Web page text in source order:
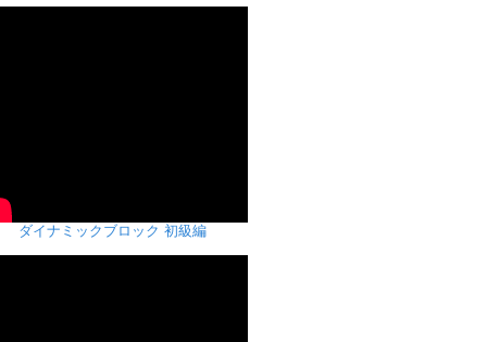
ダイナミックブロック 初級編